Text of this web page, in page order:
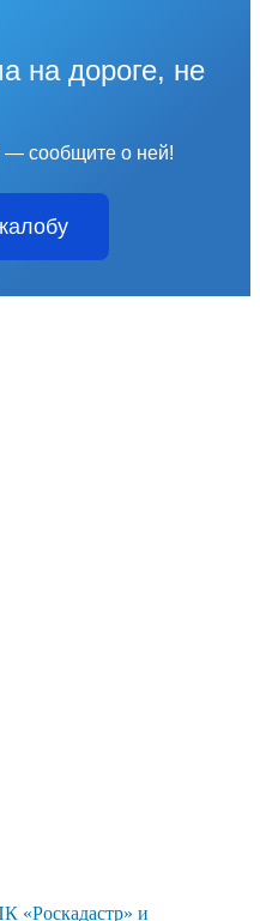
на дороге, не
— сообщите о ней!
«Роскадастр» и